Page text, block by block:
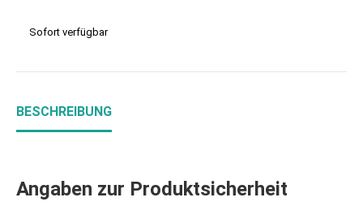
Sofort verfügbar
BESCHREIBUNG
Angaben zur Produktsicherheit